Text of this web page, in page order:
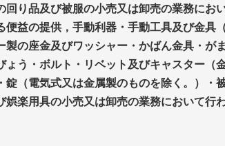
り品及び被服の小売又は卸売の業務にお
益の提供，手動利器・手動工具及び金具（
の座金及びワッシャー・かばん金具・が
う・ボルト・リベット及びキャスター（
（電気式又は金属製のものを除く。）・
楽用具の小売又は卸売の業務において行